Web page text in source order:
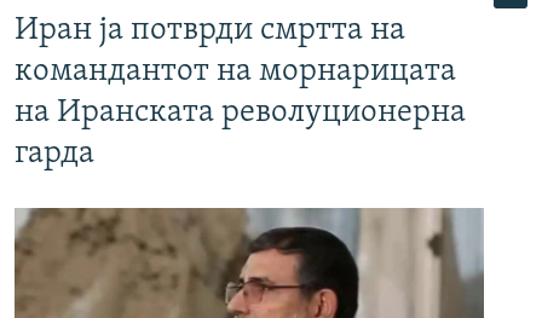
Иран ја потврди смртта на
командантот на морнарицата
на Иранската револуционерна
гарда